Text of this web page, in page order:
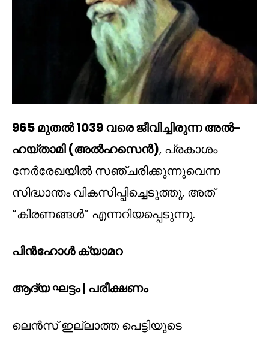
965 മുതൽ 1039 വരെ ജീവിച്ചിരുന്ന അൽ-
ഹയ്താമി (അൽഹസെൻ), പ്രകാശം
നേർരേഖയിൽ സഞ്ചരിക്കുന്നുവെന്ന
സിദ്ധാന്തം വികസിപ്പിച്ചെടുത്തു, അത്
“കിരണങ്ങൾ” എന്നറിയപ്പെടുന്നു.
പിൻഹോൾ ക്യാമറ
ആദ്യ ഘട്ടം | പരീക്ഷണം
ലെൻസ് ഇല്ലാത്ത പെട്ടിയുടെ